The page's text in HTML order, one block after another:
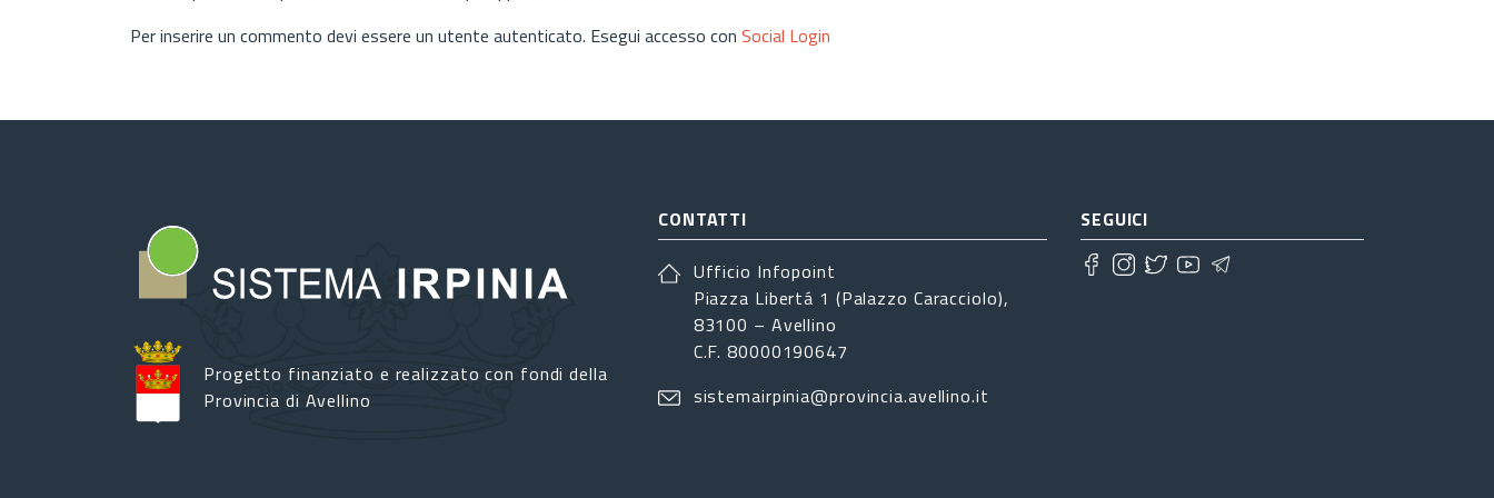
Per inserire un commento devi essere un utente autenticato. Esegui accesso con Social Login
Progetto finanziato e realizzato con fondi della
Provincia di Avellino
CONTATTI
Ufficio Infopoint
Piazza Libertá 1 (Palazzo Caracciolo),
83100 – Avellino
C.F. 80000190647
sistemairpinia@provincia.avellino.it
SEGUICI